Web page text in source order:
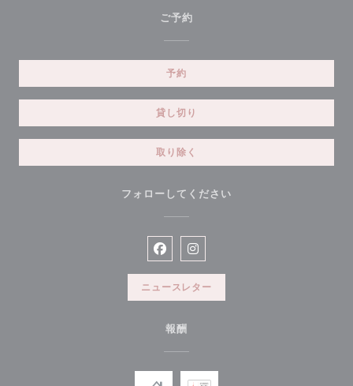
ご予約
予約
貸し切り
取り除く
フォローしてください
Facebook ((新しいウィンドウで開
Instagram ((新しいウィンド
ニュースレター
報酬